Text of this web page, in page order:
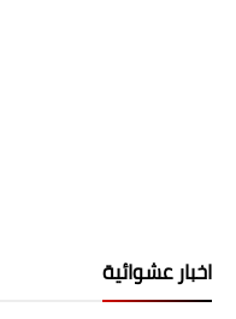
اخبار عشوائية